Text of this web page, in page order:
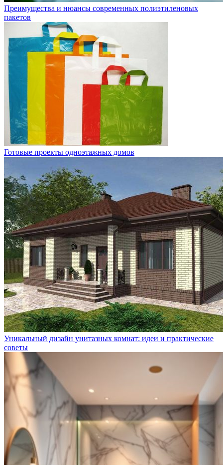
Преимущества и нюансы современных полиэтиленовых
пакетов
Готовые проекты одноэтажных домов
Уникальный дизайн унитазных комнат: идеи и практические
советы